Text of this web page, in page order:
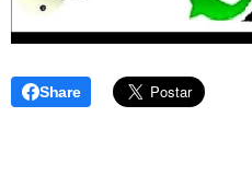
Share